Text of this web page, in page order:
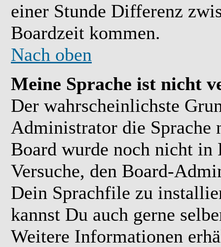
einer Stunde Differenz
Boardzeit kommen.
Nach oben
Meine Sprache ist nicht
Der wahrscheinlichste
Administrator die Sprache
Board wurde noch nicht in
Versuche, den Board-
Dein Sprachfile zu
kannst Du auch gerne
Weitere Informationen